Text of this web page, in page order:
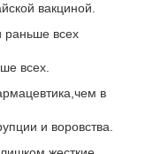
вакциной.
раньше всех
всех.
в
и воровства.